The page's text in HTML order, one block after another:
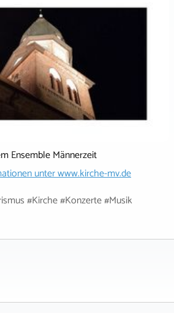
Ensemble Männerzeit
unterwww.kirche-mv.de
#Kirche #Konzerte #Musik